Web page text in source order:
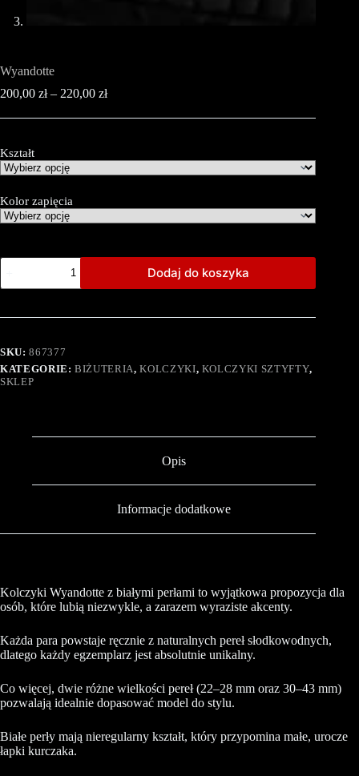
Wyandotte
200,00 zł – 220,00 zł
Kształt
Kolor zapięcia
Dodaj do koszyka
SKU:867377
KATEGORIE:BIŻUTERIA,KOLCZYKI, KOLCZYKI SZTYFTY,
SKLEP
Opis
Informacje dodatkowe
Kolczyki Wyandotte z białymi perłami to wyjątkowa propozycja dla
osób, które lubią niezwykle, a zarazem wyraziste akcenty.
Każda para powstaje ręcznie z naturalnych pereł słodkowodnych,
dlatego każdy egzemplarz jest absolutnie unikalny.
Co więcej, dwie różne wielkości pereł (22–28 mm oraz 30–43 mm)
pozwalają idealnie dopasować model do stylu.
Białe perły mają nieregularny kształt, który przypomina małe, urocze
łapki kurczaka.